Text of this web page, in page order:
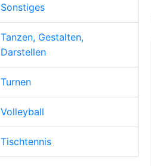
Sonstiges
Tanzen, Gestalten,
Darstellen
Turnen
Volleyball
Tischtennis